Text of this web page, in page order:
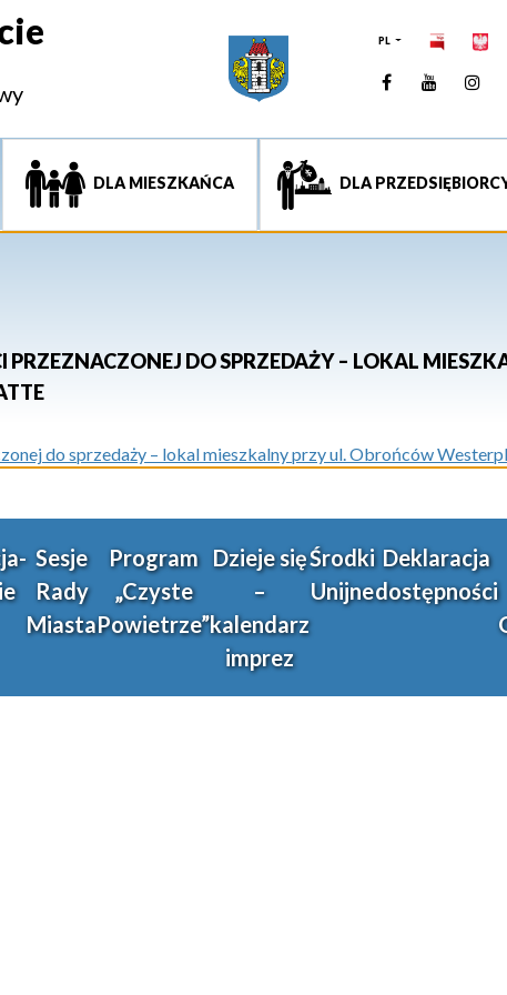
PL
Facebook
DLA MIESZKAŃCA DLA
DO SPRZEDAŻY – LOKAL
do sprzedaży – lokal mieszkalny przy ul. Obrońców
Sesje
Rady
Miasta
Program
„Czyste
Powietrze”
Dzieje się
–
kalendarz
imprez
Środki
Unijne
Deklaracja
dostępności